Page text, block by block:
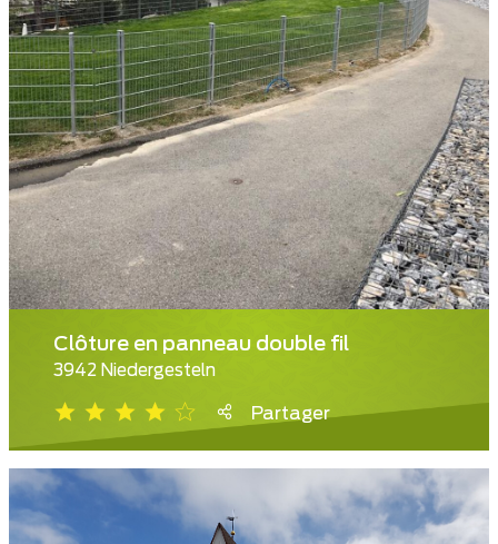
Clôture en panneau double fil
3942 Niedergesteln
Partager